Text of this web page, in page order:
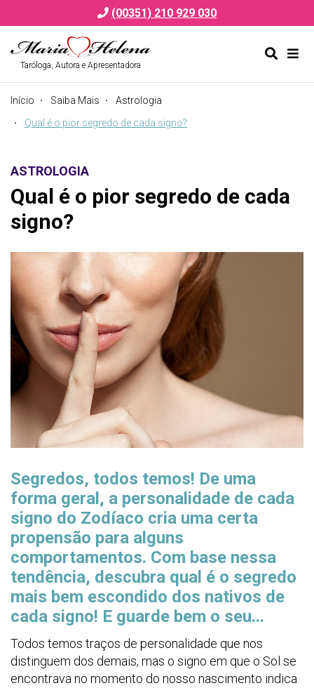
(00351) 210 929 030
Taróloga, Autora e Apresentadora
Início Saiba Mais
Astrologia
Qual é o pior segredo de cada signo?
ASTROLOGIA
Qual é o pior segredo de cada
signo?
Segredos, todos temos! De uma
forma geral, a personalidade de cada
signo do Zodíaco cria uma certa
propensão para alguns
comportamentos. Com base nessa
tendência, descubra qual é o segredo
mais bem escondido dos nativos de
cada signo! E guarde bem o seu...
Todos temos traços de personalidade que nos
distinguem dos demais, mas o signo em que o Sol se
encontrava no momento do nosso nascimento indica